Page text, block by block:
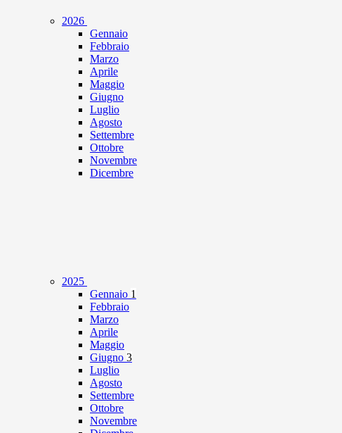
2026
Gennaio
Febbraio
Marzo
Aprile
Maggio
Giugno
Luglio
Agosto
Settembre
Ottobre
Novembre
Dicembre
2025
Gennaio 1
Febbraio
Marzo
Aprile
Maggio
Giugno 3
Luglio
Agosto
Settembre
Ottobre
Novembre